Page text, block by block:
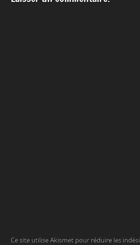
Ce site utilise Akismet pour réduire les